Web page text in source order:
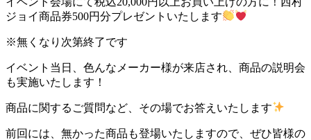
ジョイ商品券500円分プレゼントいたします
※無くなり次第終了です
イベント当日、色んなメーカー様が来店され、商品の説明会
も実施いたします！
商品に関するご質問など、その場でお答えいたします
前回には、無かった商品も登場いたしますので、ぜひ皆様の